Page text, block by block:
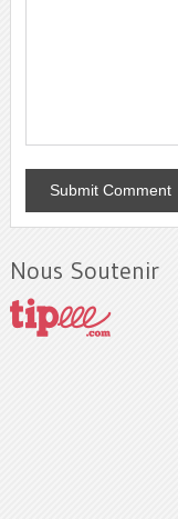
Nous Soutenir